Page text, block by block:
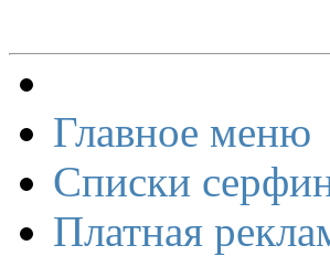
Главное меню
Списки
Платная